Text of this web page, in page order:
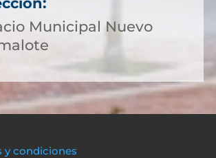
Municipal Nuevo
y condiciones